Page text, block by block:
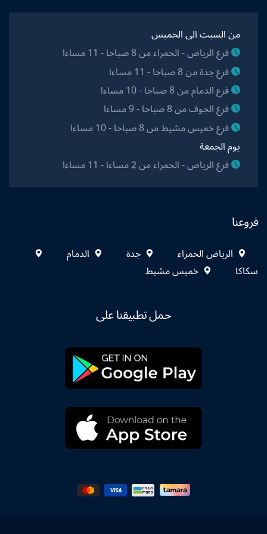
من السبت الى الخميس
فرع الرياض - الحمراء من 8 صباحا - 11 مساءا
فرع جدة من 8 صباحا - 11 مساءا
فرع الدمام من 8 صباحا - 10 مساءا
فرع الجوف من 8 صباحا - 9 مساءا
فرع خميس مشيط من 8 صباحا - 10 مساءا
يوم الجمعة
فرع الرياض - الحمراء من 2 مساءا - 11 مساءا
فروعنا
الرياض الحمراء جدة
الدمام
سكاكا
خميس مشيط
حمل تطبيقنا على